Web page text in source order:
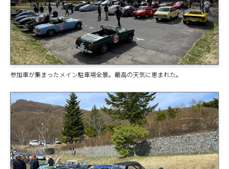
参加車が集まったメイン駐車場全景。最高の天気に恵まれた。